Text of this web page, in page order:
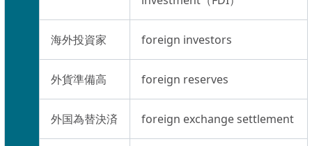
海外投資家 foreign investors
外貨準備高 foreign reserves
外国為替決済 foreign exchange settlement